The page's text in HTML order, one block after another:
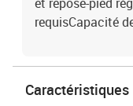
requisCapacité
Caractéristiques